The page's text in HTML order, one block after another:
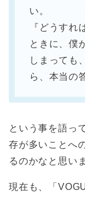
い。
『どうすれ
ときに、僕
しまっても
ら、本当の
という事を語っ
存が多いことへ
るのかなと思い
現在も、「